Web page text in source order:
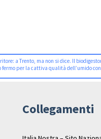
a Trento, ma non si dice. Il
fermo per la cattiva qualità dell’umido
Collegamenti